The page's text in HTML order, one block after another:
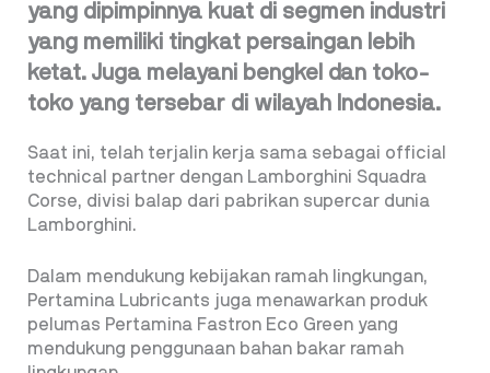
yang dipimpinnya kuat di segmen industri
yang memiliki tingkat persaingan lebih
ketat. Juga melayani bengkel dan toko-
toko yang tersebar di wilayah Indonesia.
Saat ini, telah terjalin kerja sama sebagai official
technical partner dengan Lamborghini Squadra
Corse, divisi balap dari pabrikan supercar dunia
Lamborghini.
Dalam mendukung kebijakan ramah lingkungan,
Pertamina Lubricants juga menawarkan produk
pelumas Pertamina Fastron Eco Green yang
mendukung penggunaan bahan bakar ramah